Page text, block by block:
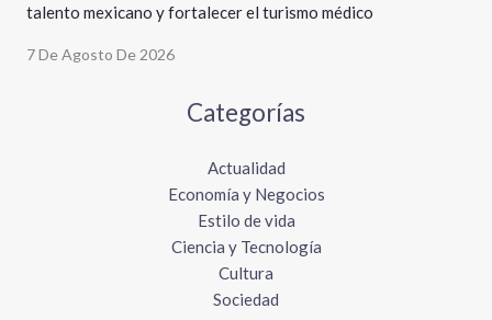
talento mexicano y fortalecer el turismo médico
7 De Agosto De 2026
Categorías
Actualidad
Economía y Negocios
Estilo de vida
Ciencia y Tecnología
Cultura
Sociedad